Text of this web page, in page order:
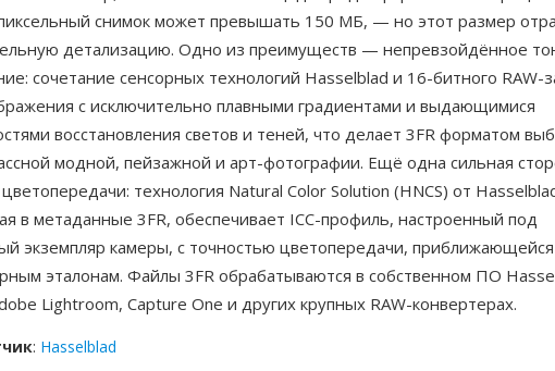
снимок может превышать 150 МБ, — но этот размер
детализацию. Одно из преимуществ — непревзойдённое
сочетание сенсорных технологий Hasselblad и 16-битного RAW-
с исключительно плавными градиентами и выдающимися
восстановления светов и теней, что делает 3FR форматом
модной, пейзажной и арт-фотографии. Ещё одна сильная
технология Natural Color Solution (HNCS) от
в метаданные 3FR, обеспечивает ICC-профиль, настроенный под
экземпляр камеры, с точностью цветопередачи,
эталонам. Файлы 3FR обрабатываются в собственном ПО
Lightroom, Capture One и других крупных RAW-конвертерах.
: Hasselblad